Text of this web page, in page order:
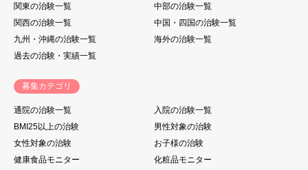
関東の治験一覧
中部の治験一覧
関西の治験一覧
中国・四国の治験一覧
九州・沖縄の治験一覧
海外の治験一覧
過去の治験・実績一覧
募集カテゴリ
通院の治験一覧
入院の治験一覧
BMI25以上の治験
男性対象の治験
女性対象の治験
お子様の治験
健康食品モニター
化粧品モニター